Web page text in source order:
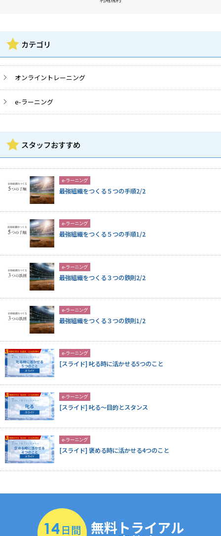
カテゴリ
オンライントレーニング
e-ラーニング
スタッフおすすめ
e-ラーニング
最強組織をつくる５つの手順2/2
e-ラーニング
最強組織をつくる５つの手順1/2
e-ラーニング
最強組織をつくる３つの鉄則2/2
e-ラーニング
最強組織をつくる３つの鉄則1/2
e-ラーニング
[スライド] 叱る時に活かせる5つのこと
e-ラーニング
[スライド] 叱る～目的とスタンス
e-ラーニング
[スライド] 褒める時に活かせる4つのこと
14 日間 無料トライアル